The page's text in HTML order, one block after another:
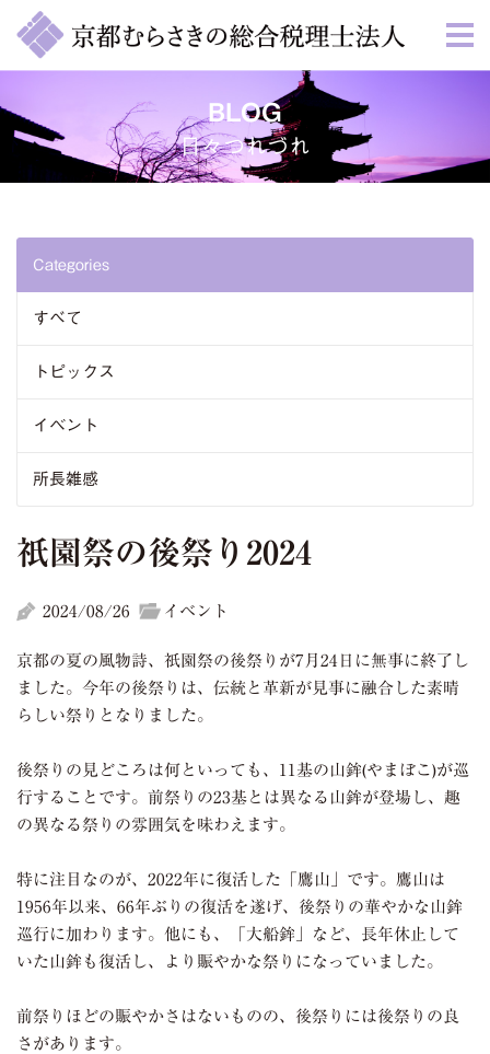
BLOG
日々つれづれ
Categories
すべて
トピックス
イベント
所長雑感
祇園祭の後祭り2024
2024/08/26 イベント
京都の夏の風物詩、祇園祭の後祭りが7月24日に無事に終了し
ました。今年の後祭りは、伝統と革新が見事に融合した素晴
らしい祭りとなりました。
後祭りの見どころは何といっても、11基の山鉾(やまぼこ)が巡
行することです。前祭りの23基とは異なる山鉾が登場し、趣
の異なる祭りの雰囲気を味わえます。
特に注目なのが、2022年に復活した「鷹山」です。鷹山は
1956年以来、66年ぶりの復活を遂げ、後祭りの華やかな山鉾
巡行に加わります。他にも、「大船鉾」など、長年休止して
いた山鉾も復活し、より賑やかな祭りになっていました。
前祭りほどの賑やかさはないものの、後祭りには後祭りの良
さがあります。